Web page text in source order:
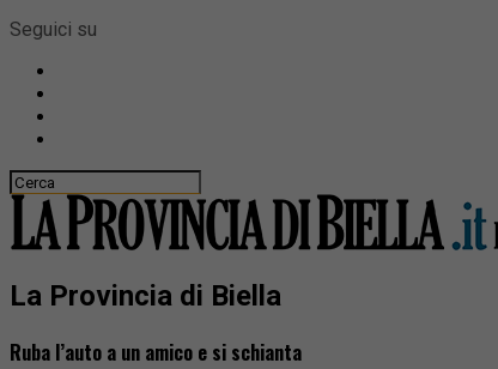
Seguici su
La Provincia di Biella
Ruba l’auto a un amico e si schianta